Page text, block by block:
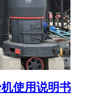
使用说明书